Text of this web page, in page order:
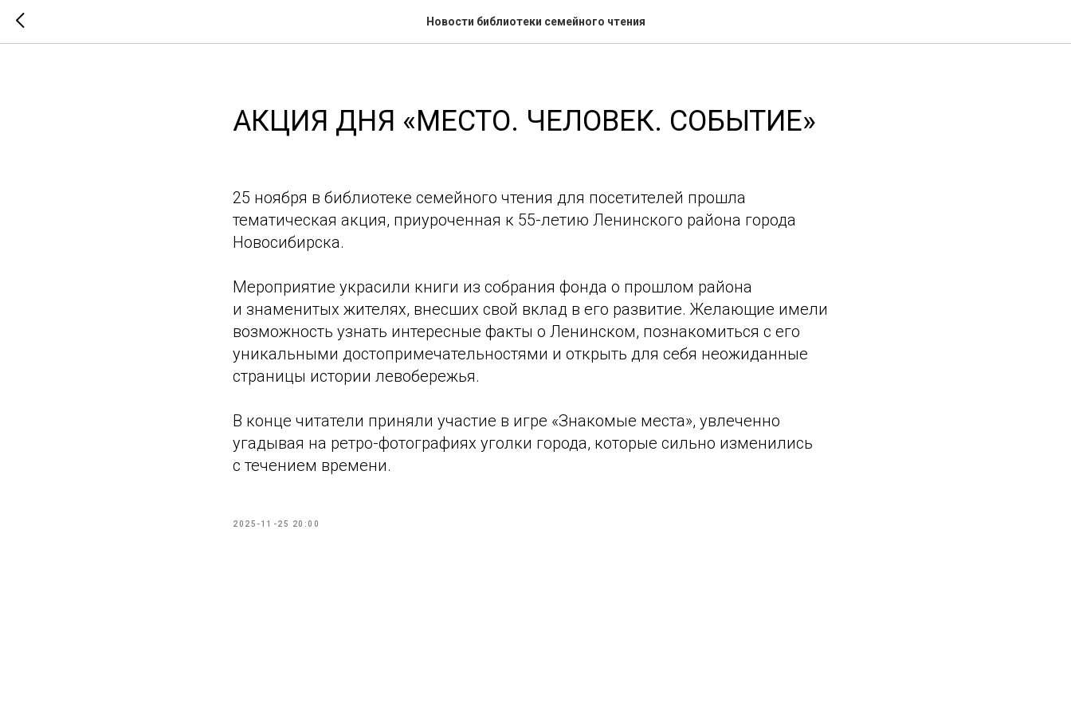
Новости библиотеки семейного чтения
АКЦИЯ ДНЯ «МЕСТО. ЧЕЛОВЕК. СОБЫТИЕ»
25 ноября в библиотеке семейного чтения для посетителей прошла
тематическая акция, приуроченная к 55-летию Ленинского района города
Новосибирска.
Мероприятие украсили книги из собрания фонда о прошлом района
и знаменитых жителях, внесших свой вклад в его развитие. Желающие имели
возможность узнать интересные факты о Ленинском, познакомиться с его
уникальными достопримечательностями и открыть для себя неожиданные
страницы истории левобережья.
В конце читатели приняли участие в игре «Знакомые места», увлеченно
угадывая на ретро-фотографиях уголки города, которые сильно изменились
с течением времени.
2025-11-25 20:00